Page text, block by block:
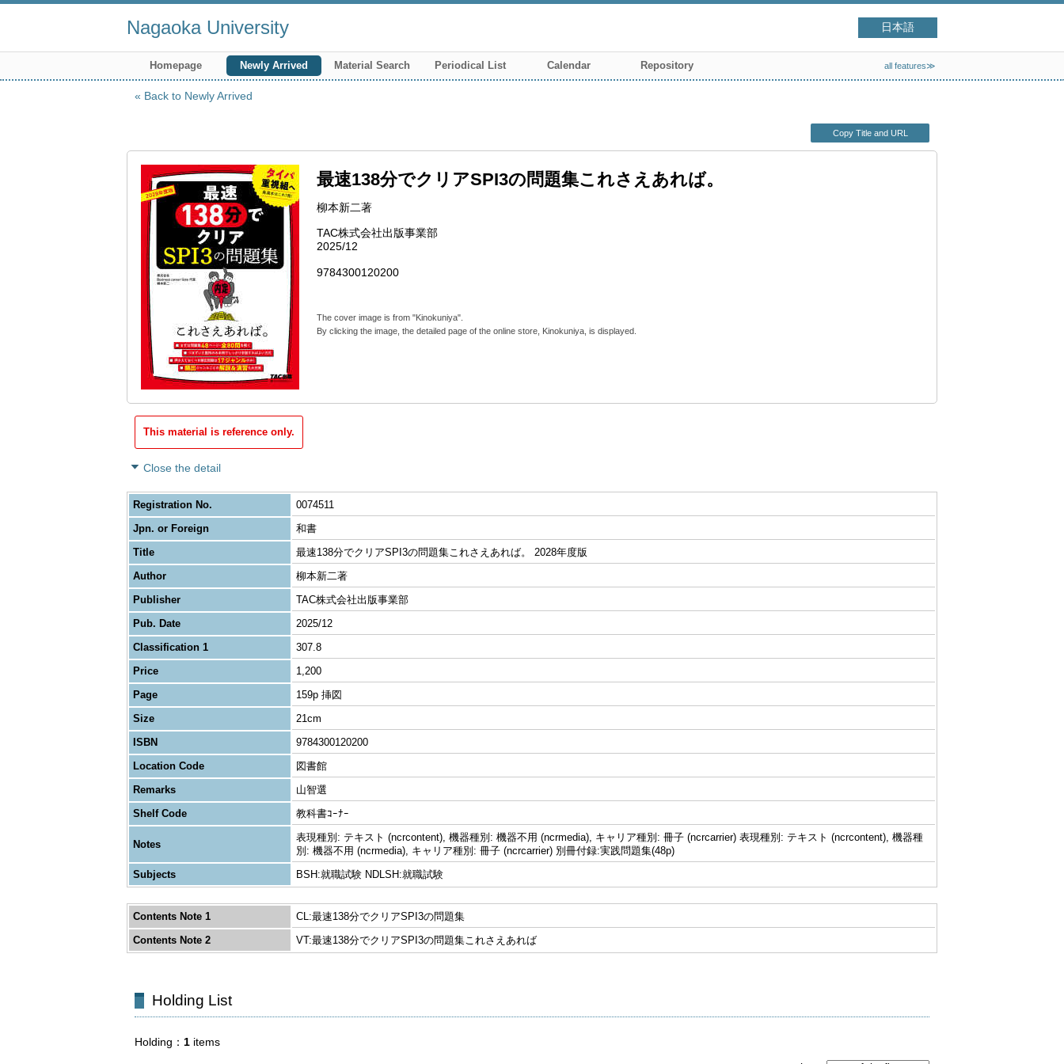
Nagaoka University 日本語
Homepage Newly Arrived Material Search Periodical List Calendar Repository all features≫
Back to Newly Arrived
Copy Title and URL
最速138分でクリアSPI3の問題集これさえあれば。
柳本新二著
TAC株式会社出版事業部
2025/12
9784300120200
The cover image is from "Kinokuniya".
By clicking the image, the detailed page of the online store, Kinokuniya, is displayed.
This material is reference only.
Close the detail
Registration No.
0074511
Jpn. or Foreign
和書
Title
最速138分でクリアSPI3の問題集これさえあれば。 2028年度版
Author
柳本新二著
Publisher
TAC株式会社出版事業部
Pub. Date
2025/12
Classification 1
307.8
Price
1,200
Page
159p 挿図
Size
21cm
ISBN
9784300120200
Location Code
図書館
Remarks
山智選
Shelf Code
教科書ｺｰﾅｰ
Notes
表現種別: テキスト (ncrcontent), 機器種別: 機器不用 (ncrmedia), キャリア種別: 冊子 (ncrcarrier) 表現種別: テキスト (ncrcontent), 機器種
別: 機器不用 (ncrmedia), キャリア種別: 冊子 (ncrcarrier) 別冊付録:実践問題集(48p)
Subjects
BSH:就職試験 NDLSH:就職試験
Contents Note 1
CL:最速138分でクリアSPI3の問題集
Contents Note 2
VT:最速138分でクリアSPI3の問題集これさえあれば
Holding List
Holding 1 items